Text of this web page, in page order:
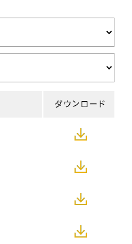
ダウンロード